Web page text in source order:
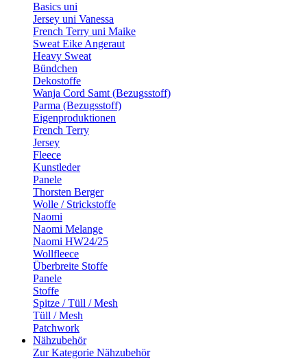
Basics uni
Jersey uni Vanessa
French Terry uni Maike
Sweat Eike Angeraut
Heavy Sweat
Bündchen
Dekostoffe
Wanja Cord Samt (Bezugsstoff)
Parma (Bezugsstoff)
Eigenproduktionen
French Terry
Jersey
Fleece
Kunstleder
Panele
Thorsten Berger
Wolle / Strickstoffe
Naomi
Naomi Melange
Naomi HW24/25
Wollfleece
Überbreite Stoffe
Panele
Stoffe
Spitze / Tüll / Mesh
Tüll / Mesh
Patchwork
Nähzubehör
Zur Kategorie Nähzubehör